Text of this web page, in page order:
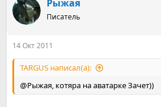
Рыжая
Писатель
14 Окт 2011
TARGUS написал(а):
@Рыжая, котяра на аватарке Зачет))